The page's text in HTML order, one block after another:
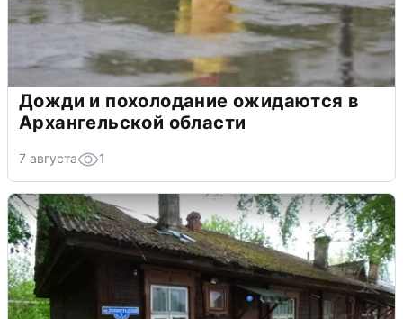
Дожди и похолодание ожидаются в
Архангельской области
7 августа 1